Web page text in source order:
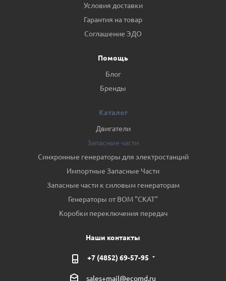
Условия доставки
Гарантия на товар
Соглашение ЭДО
Помощь
Блог
Бренды
Каталог
Двигатели
Запасные части
Синхронные генераторы для электростанций
Импортные Запасные Части
Запасные части к силовым генераторам
Генераторы от ВОМ "СКАТ"
Коробки переключения передач
Наши контакты
+7 (4852) 69-57-95
sales+mail@ecomd.ru